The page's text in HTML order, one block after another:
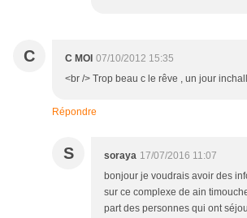
C C MOI 07/10/2012 15:35
<br /> Trop beau c le rêve , un jour
Répondre
S soraya 17/07/2016 11:07
bonjour je voudrais avoir des
sur ce complexe de ain
part des personnes qui ont